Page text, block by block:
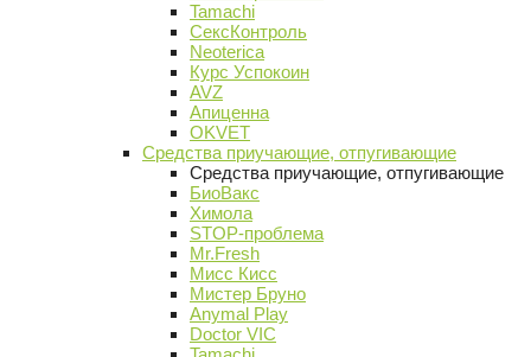
Tamachi
СексКонтроль
Neoterica
Курс Успокоин
AVZ
Апиценна
OKVET
Средства приучающие, отпугивающие
Средства приучающие, отпугивающие
БиоВакс
Химола
STOP-проблема
Mr.Fresh
Мисс Кисс
Мистер Бруно
Anymal Play
Doctor VIC